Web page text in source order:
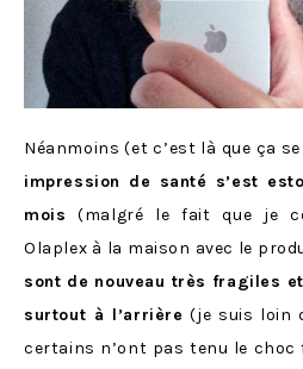
Néanmoins (et c’est là que ça
impression de santé s’est
mois (malgré le fait que je
Olaplex à la maison avec le
sont de nouveau très fragiles
surtout à l’arrière (je suis loin
certains n’ont pas tenu le choc